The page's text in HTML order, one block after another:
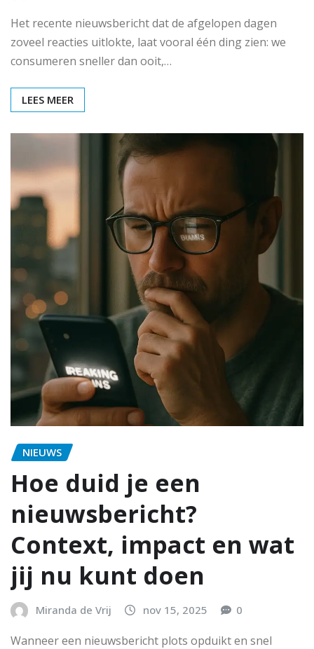
Het recente nieuwsbericht dat de afgelopen dagen
zoveel reacties uitlokte, laat vooral één ding zien: we
consumeren sneller dan ooit,…
LEES MEER
NIEUWS
Hoe duid je een
nieuwsbericht?
Context, impact en wat
jij nu kunt doen
Miranda de Vrij nov 15, 2025 0
Wanneer een nieuwsbericht plots opduikt en snel